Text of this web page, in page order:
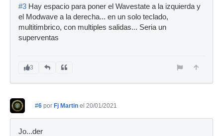
#3 Hay espacio para poner el Wavestate a la izquierda y
el Modwave a la derecha... en un solo teclado,
multitimbrico, con multiples salidas... Seria un
superventas
3
#6 por Fj Martin el 20/01/2021
Jo...der